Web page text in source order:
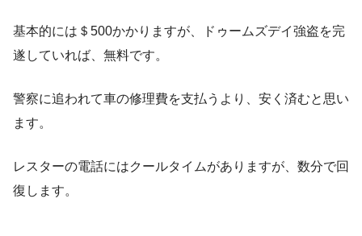
基本的には＄500かかりますが、ドゥームズデイ強盗を完
遂していれば、無料です。
警察に追われて車の修理費を支払うより、安く済むと思い
ます。
レスターの電話にはクールタイムがありますが、数分で回
復します。